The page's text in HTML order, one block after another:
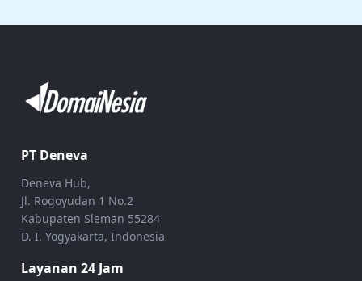
PT Deneva
Deneva Hub,
Jl. Rogoyudan 1 No.2
Kabupaten Sleman 55284
D. I. Yogyakarta, Indonesia
Layanan 24 Jam